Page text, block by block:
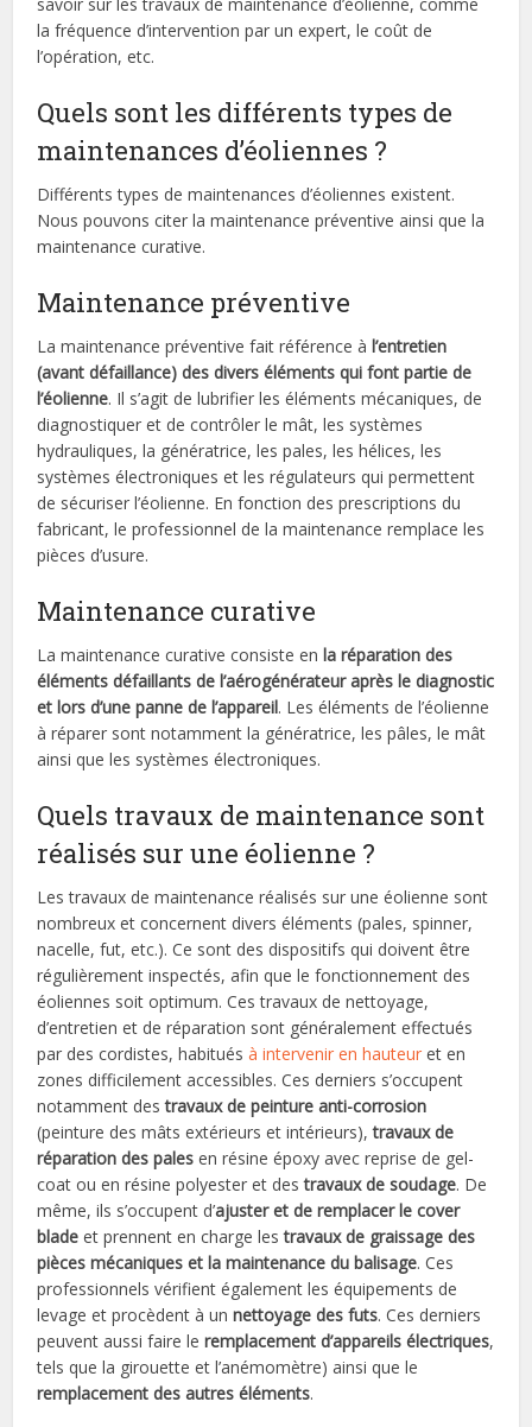
la fréquence d’intervention par un expert, le coût de
l’opération, etc.
Quels sont les différents types de
maintenances d’éoliennes ?
Différents types de maintenances d’éoliennes existent.
Nous pouvons citer la maintenance préventive ainsi que la
maintenance curative.
Maintenance préventive
La maintenance préventive fait référence àl’entretien
(avant défaillance) des divers éléments qui font partie de
l’éolienne. Il s’agit de lubrifier les éléments mécaniques, de
diagnostiquer et de contrôler le mât, les systèmes
hydrauliques, la génératrice, les pales, les hélices, les
systèmes électroniques et les régulateurs qui permettent
de sécuriser l’éolienne. En fonction des prescriptions du
fabricant, le professionnel de la maintenance remplace les
pièces d’usure.
Maintenance curative
La maintenance curative consiste enla réparation des
éléments défaillants de l’aérogénérateur après le diagnostic
et lors d’une panne de l’appareil. Les éléments de l’éolienne
à réparer sont notamment la génératrice, les pâles, le mât
ainsi que les systèmes électroniques.
Quels travaux de maintenance sont
réalisés sur une éolienne ?
Les travaux de maintenance réalisés sur une éolienne sont
nombreux et concernent divers éléments (pales, spinner,
nacelle, fut, etc.). Ce sont des dispositifs qui doivent être
régulièrement inspectés, afin que le fonctionnement des
éoliennes soit optimum. Ces travaux de nettoyage,
d’entretien et de réparation sont généralement effectués
par des cordistes, habituésà intervenir en hauteur et en
zones difficilement accessibles. Ces derniers s’occupent
notamment des travaux de peinture anti-corrosion
(peinture des mâts extérieurs et intérieurs),travaux de
réparation des pales en résine époxy avec reprise de gel-
coat ou en résine polyester et destravaux de soudage. De
même, ils s’occupent d’ajuster et de remplacer le cover
blade et prennent en charge lestravaux de graissage des
pièces mécaniques et la maintenance du balisage. Ces
professionnels vérifient également les équipements de
levage et procèdent à un nettoyage des futs. Ces derniers
peuvent aussi faire le remplacement d’appareils électriques,
tels que la girouette et l’anémomètre) ainsi que le
remplacement des autres éléments.